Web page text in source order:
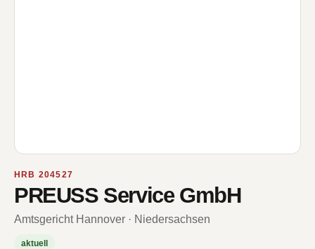
HRB 204527
PREUSS Service GmbH
Amtsgericht Hannover · Niedersachsen
aktuell